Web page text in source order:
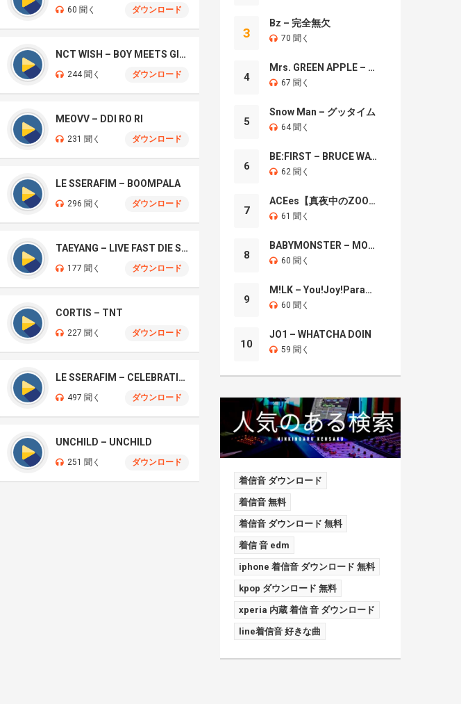
60 聞く ダウンロード
NCT WISH – BOY MEETS GIRL
244 聞く ダウンロード
MEOVV – DDI RO RI
231 聞く ダウンロード
LE SSERAFIM – BOOMPALA
296 聞く ダウンロード
TAEYANG – LIVE FAST DIE SLOW
177 聞く ダウンロード
CORTIS – TNT
227 聞く ダウンロード
LE SSERAFIM – CELEBRATION
497 聞く ダウンロード
UNCHILD – UNCHILD
251 聞く ダウンロード
3
Bz – 完全無欠
70 聞く
4
Mrs. GREEN APPLE – Brand New
67 聞く
5
Snow Man – グッタイム
64 聞く
6
BE:FIRST – BRUCE WAYNE
62 聞く
7
ACEes【真夜中のZOO】
61 聞く
8
BABYMONSTER – MOON
60 聞く
9
M!LK – You!Joy!Parade!
60 聞く
10
JO1 – WHATCHA DOIN
59 聞く
着信音 ダウンロード
着信音 無料
着信音 ダウンロード 無料
着信 音 edm
iphone 着信音 ダウンロード 無料
kpop ダウンロード 無料
xperia 内蔵 着信 音 ダウンロード
line着信音 好きな曲